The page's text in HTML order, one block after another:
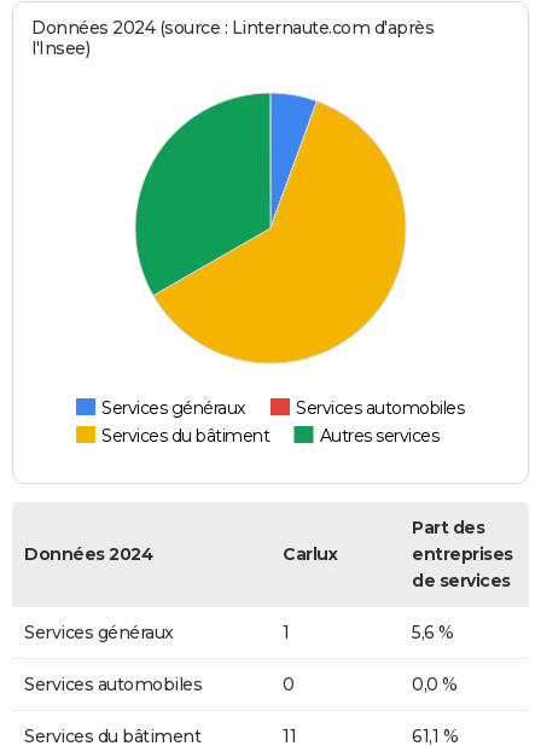
Données 2024 (source : Linternaute.com d'après
l'Insee)
Services généraux
Services automobiles
Services du bâtiment
Autres services
Données 2024 Carlux
Part des
entreprises
de services
Services généraux 1 5,6 %
Services automobiles 0 0,0 %
Services du bâtiment 11 61,1 %